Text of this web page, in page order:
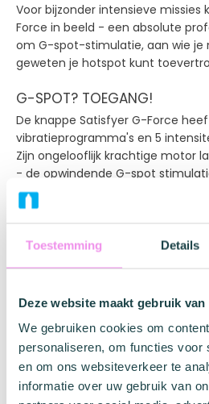
Toestemming Details
Deze website maakt gebruik van
We gebruiken cookies om
personaliseren, om functies voor
en om ons websiteverkeer te
informatie over uw gebruik van
Voor bijzonder intensieve missies
Force in beeld - een absolute
om G-spot-stimulatie, aan wie je
geweten je hotspot kunt
G-SPOT? TOEGANG!
De knappe Satisfyer G-Force
vibratieprogramma's en 5
Zijn ongelooflijk krachtige motor
- de opwindende G-spot
krachtpatser kan je even gek
elegant en ergonomisch perfect
hotspots te raken - de zachte
afgeplatte, iets bredere punt
stimulatie van de hete zone
uiteinde trouwens ook gebruiken
stimuleren - want waarom niet?!
HIER GEEF JE HET COMMANDO